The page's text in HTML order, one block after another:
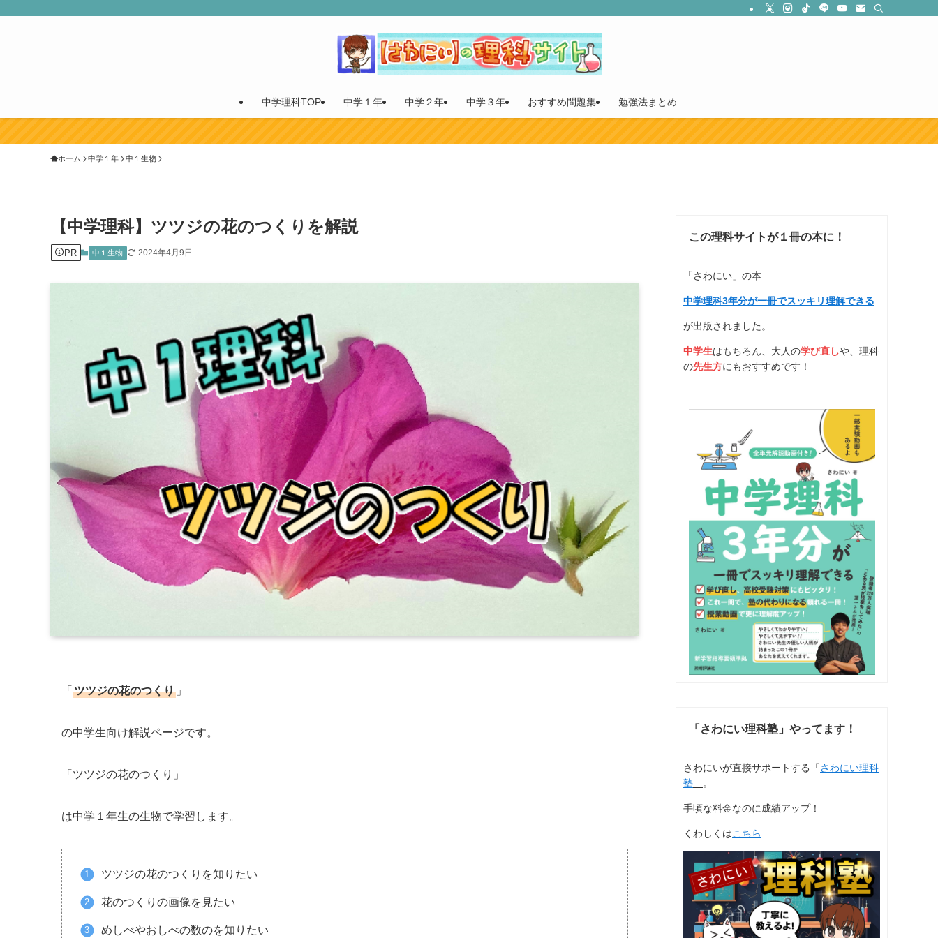
中学理科TOP 中学１年 中学２年 中学３年 おすすめ問題集 勉強法まとめ
ホーム 中学１年 中１生物
【中学理科】ツツジの花のつくりを解説
PR 中１生物 2024年4月9日
「 ツツジの花のつくり 」
の中学生向け解説ページです。
「ツツジの花のつくり」
は中学１年生の生物で学習します。
ツツジの花のつくりを知りたい
花のつくりの画像を見たい
めしべやおしべの数のを知りたい
この理科サイトが１冊の本に！
「さわにい」の本
中学理科3年分が一冊でスッキリ理解できる
が出版されました。
中学生はもちろん、大人の学び直しや、理科
の先生方にもおすすめです！
「さわにい理科塾」やってます！
さわにいが直接サポートする「さわにい理科
塾 」 。
手頃な料金なのに成績アップ！
くわしくはこちら